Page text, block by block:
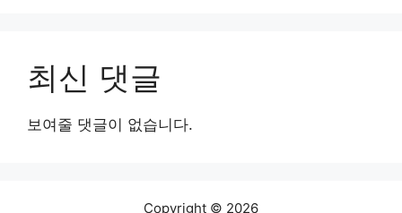
최신 댓글
보여줄 댓글이 없습니다.
Copyright © 2026